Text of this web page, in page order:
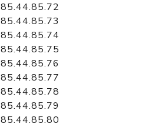
85.44.85.72
85.44.85.73
85.44.85.74
85.44.85.75
85.44.85.76
85.44.85.77
85.44.85.78
85.44.85.79
85.44.85.80